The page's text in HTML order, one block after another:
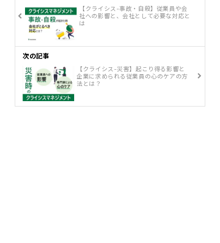
【クライシス-事故・自殺】従業員や会
社への影響と、会社として必要な対応と
は
次の記事
【クライシス-災害】起こり得る影響と
企業に求められる従業員の心のケアの方
法とは？